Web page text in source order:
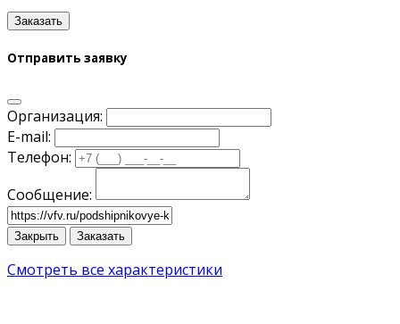
Заказать
Отправить заявку
Организация:
E-mail:
Телефон:
Сообщение:
Закрыть Заказать
Смотреть все характеристики